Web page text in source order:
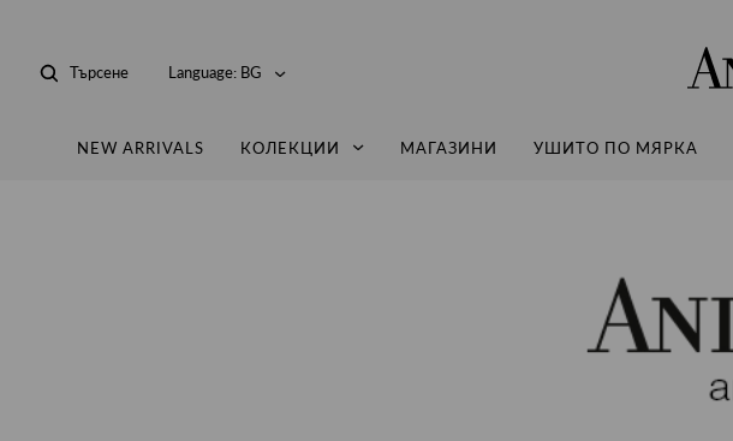
Търсене Language: BG
NEW ARRIVALS КОЛЕКЦИИ МАГАЗИНИ УШИТО ПО МЯРКА